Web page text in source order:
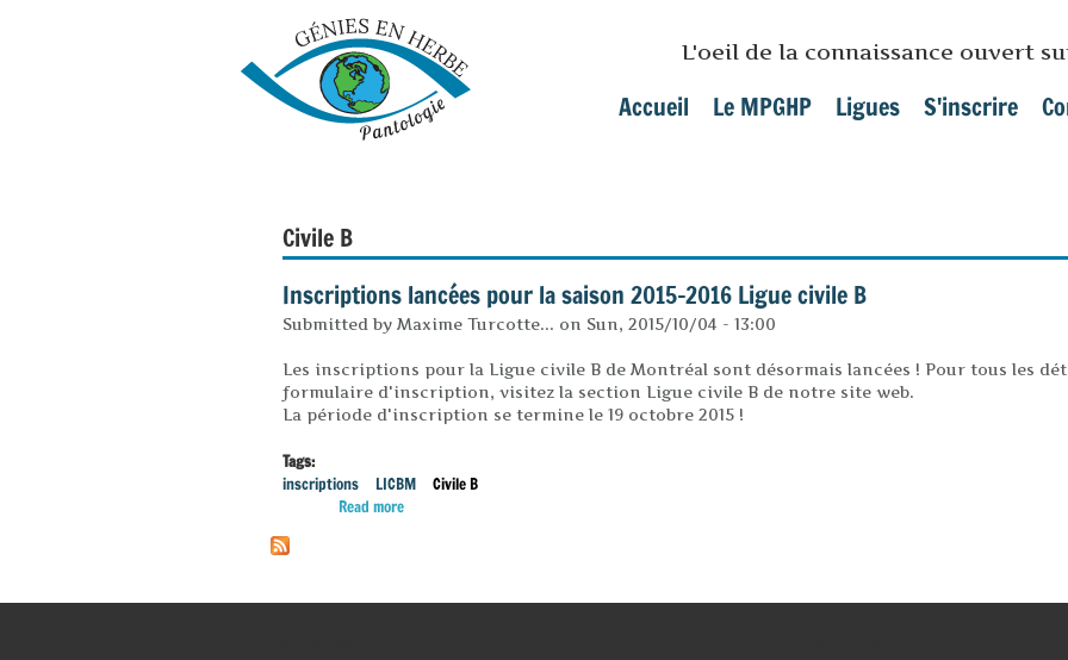
L'oeil de la connaissance ouvert
Main menu
Accueil Le MPGHP Ligues S'inscrire
Civile B
Inscriptions lancées pour la saison 2015-2016 Ligue civile B
Submitted by Maxime Turcotte... on Sun, 2015/10/04 - 13:00
Les inscriptions pour la Ligue civile B de Montréal sont désormais lancées ! Pour tous les
formulaire d'inscription, visitez la section Ligue civile B de notre site web.
La période d'inscription se termine le 19 octobre 2015 !
Tags:
inscriptions
LICBM
Civile B
Read moreabout Inscriptions lancées pour la saison 2015-2016 Ligue civile B